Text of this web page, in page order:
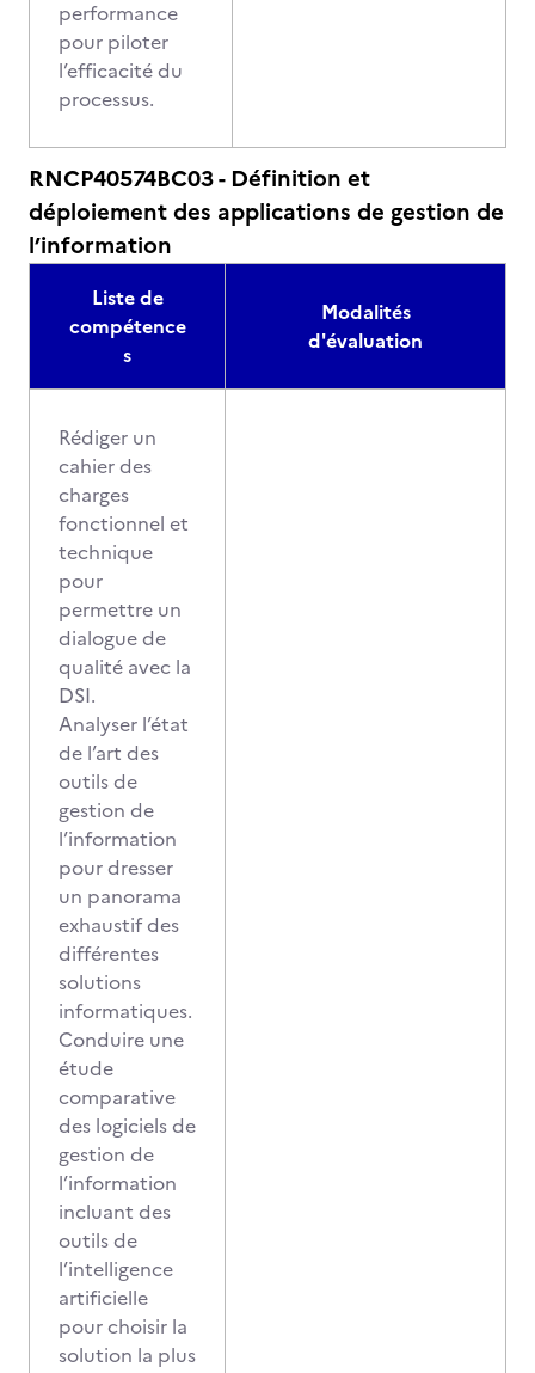
performance
pour piloter
l’efficacité du
processus.
RNCP40574BC03 - Définition et
déploiement des applications de gestion de
l’information
Liste de
compétence
s
Modalités
d'évaluation
Rédiger un
cahier des
charges
fonctionnel et
technique
pour
permettre un
dialogue de
qualité avec la
DSI.
Analyser l’état
de l’art des
outils de
gestion de
l’information
pour dresser
un panorama
exhaustif des
différentes
solutions
informatiques.
Conduire une
étude
comparative
des logiciels de
gestion de
l’information
incluant des
outils de
l’intelligence
artificielle
pour choisir la
solution la plus